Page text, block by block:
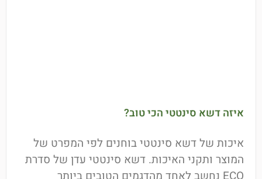
איזה דשא סינטטי הכי טוב?
איכות של דשא סינטטי בוחנים לפי המפרט של
המוצר ותקני האיכות. דשא סינטטי עדן של סדרת